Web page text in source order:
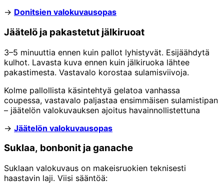
→ Donitsien valokuvausopas
Jäätelö ja pakastetut jälkiruoat
3–5 minuuttia ennen kuin pallot lyhistyvät. Esijäähdytä
kulhot. Lavasta kuva ennen kuin jälkiruoka lähtee
pakastimesta. Vastavalo korostaa sulamisviivoja.
Kolme pallollista käsintehtyä gelatoa vanhassa
coupessa, vastavalo paljastaa ensimmäisen sulamistipan
– jäätelön valokuvauksen ajoitus havainnollistettuna
→ Jäätelön valokuvausopas
Suklaa, bonbonit ja ganache
Suklaan valokuvaus on makeisruokien teknisesti
haastavin laji. Viisi sääntöä: